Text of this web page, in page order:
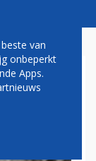
VAN
van
onbeperkt
Apps.